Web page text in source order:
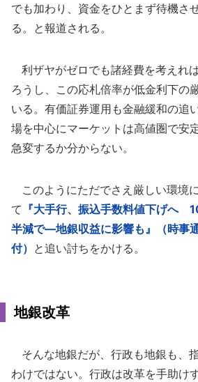
でも加わり、資金をひとまず待機さ
る。と報道される。
利ザヤがゼロでも諸経費を考えれ
ろうし、この応札倍率が低金利下の
いる。有価証券運用も金融緩和の追
場を中心にマーケットは高値圏で安
急変するか分からない。
このようにただでさえ厳しい環境
て 『大手行、振込手数料値下げへ
半減で―地銀収益に影響も』（時事
付） と追い討ちをかける。
地銀改革
そんな地銀だが、行政も地銀も、
わけではない。行政は改革を手助け